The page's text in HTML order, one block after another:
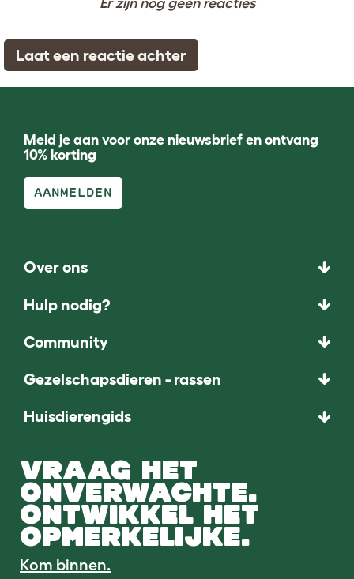
Er zijn nog geen reacties
Laat een reactie achter
Meld je aan voor onze nieuwsbrief en ontvang
10% korting
AANMELDEN
Over ons
Hulp nodig?
Community
Gezelschapsdieren - rassen
Huisdierengids
VRAAG HET
ONVERWACHTE.
ONTWIKKEL HET
OPMERKELIJKE.
Kom binnen.